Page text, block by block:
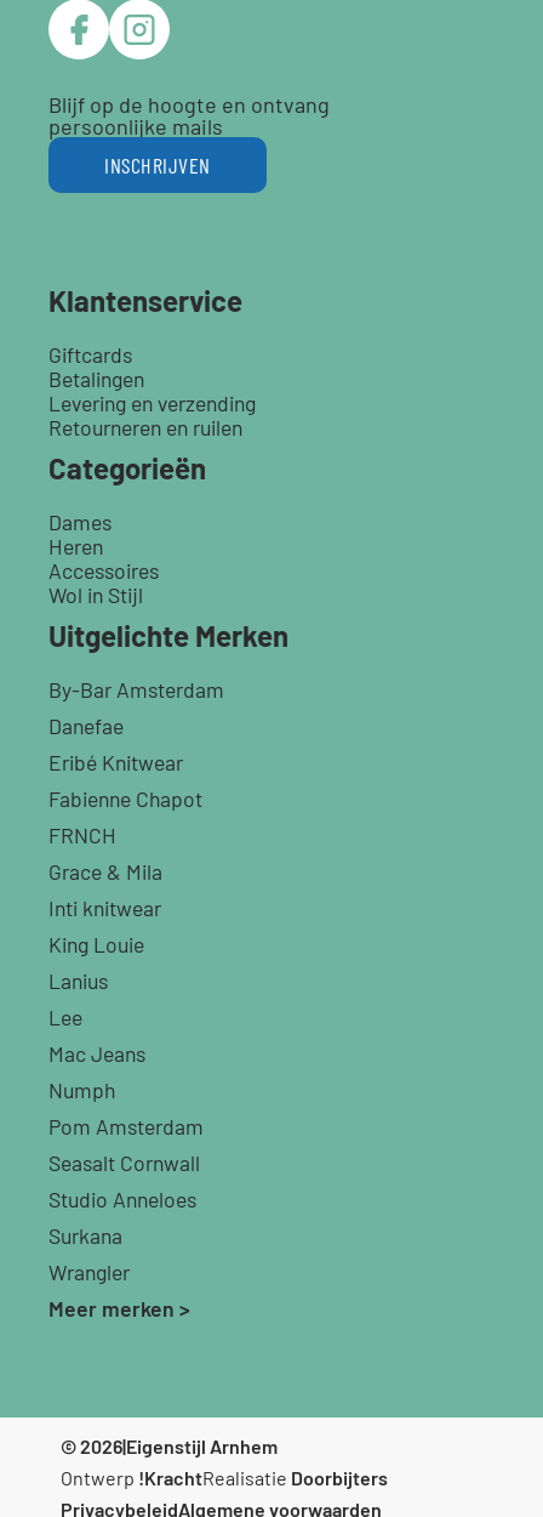
Blijf op de hoogte en ontvang
persoonlijke mails
INSCHRIJVEN
Klantenservice
Giftcards
Betalingen
Levering en verzending
Retourneren en ruilen
Categorieën
Dames
Heren
Accessoires
Wol in Stijl
Uitgelichte Merken
By-Bar Amsterdam
Danefae
Eribé Knitwear
Fabienne Chapot
FRNCH
Grace & Mila
Inti knitwear
King Louie
Lanius
Lee
Mac Jeans
Numph
Pom Amsterdam
Seasalt Cornwall
Studio Anneloes
Surkana
Wrangler
Meer merken >
© 2026|Eigenstijl Arnhem
Ontwerp !KrachtRealisatie Doorbijters
PrivacybeleidAlgemene voorwaarden